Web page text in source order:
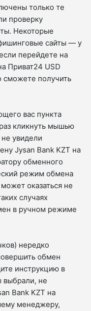
только те
проверку
Некоторые
сайты — у
перейдете на
Приват24 USD
сможете получить
вас пункта
кликнуть мышью
увидели
Jysan Bank KZT на
обменного
режим обмена
оказаться не
случаях
в ручном режиме
нередко
обмен
инструкцию в
выбрали, не
Bank KZT на
менеджеру,